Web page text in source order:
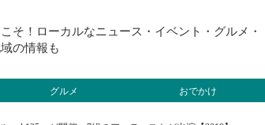
そ！ローカルなニュース・イベント・グルメ・
の情報も
グルメ おでかけ